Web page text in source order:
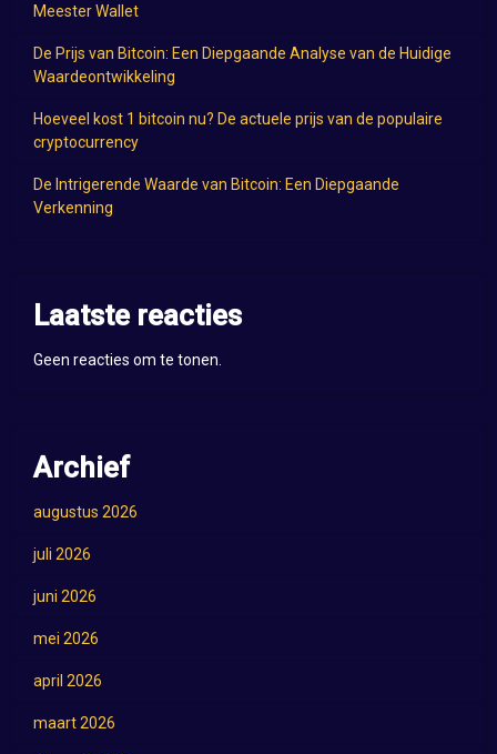
Meester Wallet
De Prijs van Bitcoin: Een Diepgaande Analyse van de Huidige
Waardeontwikkeling
Hoeveel kost 1 bitcoin nu? De actuele prijs van de populaire
cryptocurrency
De Intrigerende Waarde van Bitcoin: Een Diepgaande
Verkenning
Laatste reacties
Geen reacties om te tonen.
Archief
augustus 2026
juli 2026
juni 2026
mei 2026
april 2026
maart 2026